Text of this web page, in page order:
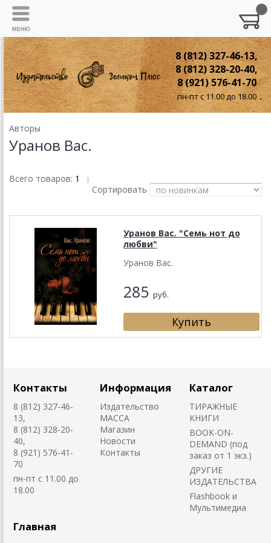
8 (812) 327-46-13,
8 (812) 328-20-40,
8 (921) 576-41-70
пн-пт с 11.00 до 18.00
Авторы
Уранов Вас.
Всего товаров: 1 |
Сортировать
Уранов Вас. "Семь нот до
любви"
Уранов Вас.
285 руб.
Контакты
8 (812) 327-46-
13,
8 (812) 328-20-
40,
8 (921) 576-41-
70
пн-пт с 11.00 до
18.00
Информация
Издательство
MACCA
Магазин
Новости
Контакты
Каталог
ТИРАЖНЫЕ
КНИГИ
BOOK-ON-
DEMAND (под
заказ от 1 экз.)
ДРУГИЕ
ИЗДАТЕЛЬСТВА
Flashbook и
Мультимедиа
Главная